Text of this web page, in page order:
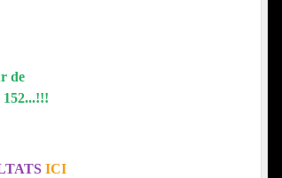
de
ICI